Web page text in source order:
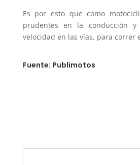
Es por esto que como
prudentes en la conducción
velocidad en las vías, para correr
Fuente: Publimotos